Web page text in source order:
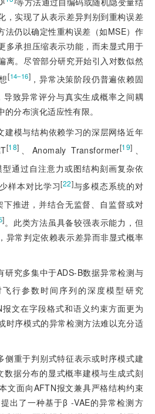
，实现了从表示差异判别到重构误差
法仍以确定性重构误差（如MSE）作
多承担压缩表示功能，而未显式用于
离。尽管部分研究开始引入对数似然
[14‒16] ，异常决策阶段仍普遍依赖固
导致异常评分与真实生成概率之间耦
分布演化适应性有限。
建模与结构依赖学习的深层网络近年
[18] 、Anomaly Transformer[19]
型通过自注意力或图结构刻画复杂依
样本对比学习[22]与多模态系统的对
下推进，并结合无监督、自监督或对
]。此类方法虽具备较强表示能力，但
异常判定依赖表示差异而非显式概率
研究多集中于ADS-B数据异常检测与
飞行参数时间序列的深度模型研究
文在字段格式和语义约束方面更为
时序模式的异常检测方法难以充分适
侧重于判别式特征表示或时序模式建
据分布的显式概率建模与生成式刻
文面向AFTN报文兼具严格结构约束
出了一种基于β -VAE的异常检测方